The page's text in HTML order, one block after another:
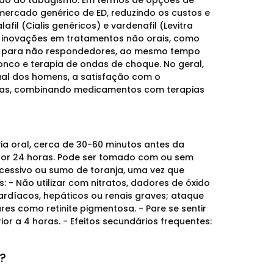
genérico de ED, reduzindo os custos e
(Cialis genéricos) e vardenafil (Levitra
em tratamentos não orais, como
não respondedores, ao mesmo tempo
e terapia de ondas de choque. No geral,
dos homens, a satisfação com o
combinando medicamentos com terapias
oral, cerca de 30-60 minutos antes da
24 horas. Pode ser tomado com ou sem
ou sumo de toranja, uma vez que
- Não utilizar com nitratos, dadores de óxido
hepáticos ou renais graves; ataque
como retinite pigmentosa. - Pare se sentir
a 4 horas. - Efeitos secundários frequentes: